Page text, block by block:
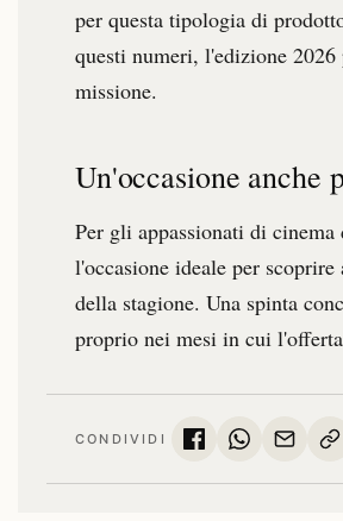
per questa tipologia di
questi numeri, l'edizione
missione.
Un'occasione anche
Per gli appassionati di
l'occasione ideale per
della stagione. Una spinta
proprio nei mesi in cui
CONDIVIDI